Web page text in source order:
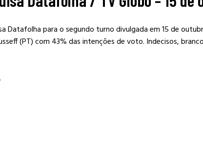
Datafolha para o segundo turno divulgada em 15 de
(PT) com 43% das intenções de voto. Indecisos,